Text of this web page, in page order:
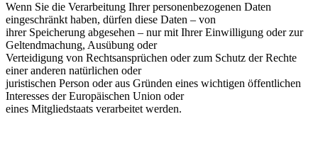
Wenn Sie die Verarbeitung Ihrer personenbezogenen Daten
eingeschränkt haben, dürfen diese Daten – von
ihrer Speicherung abgesehen – nur mit Ihrer Einwilligung oder zur
Geltendmachung, Ausübung oder
Verteidigung von Rechtsansprüchen oder zum Schutz der Rechte
einer anderen natürlichen oder
juristischen Person oder aus Gründen eines wichtigen öffentlichen
Interesses der Europäischen Union oder
eines Mitgliedstaats verarbeitet werden.